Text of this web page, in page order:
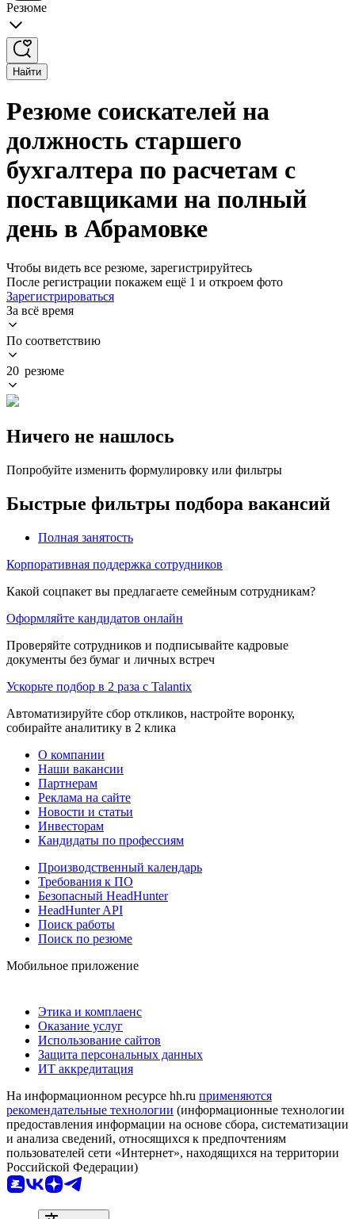
Резюме
Найти
Резюме соискателей на
должность старшего
бухгалтера по расчетам с
поставщиками на полный
день в Абрамовке
Чтобы видеть все резюме, зарегистрируйтесь
После регистрации покажем ещё 1 и откроем фото
Зарегистрироваться
За всё время
По соответствию
20 резюме
Ничего не нашлось
Попробуйте изменить формулировку или фильтры
Быстрые фильтры подбора вакансий
Полная занятость
Корпоративная поддержка сотрудников
Какой соцпакет вы предлагаете семейным сотрудникам?
Оформляйте кандидатов онлайн
Проверяйте сотрудников и подписывайте кадровые
документы без бумаг и личных встреч
Ускорьте подбор в 2 раза с Talantix
Автоматизируйте сбор откликов, настройте воронку,
собирайте аналитику в 2 клика
О компании
Наши вакансии
Партнерам
Реклама на сайте
Новости и статьи
Инвесторам
Кандидаты по профессиям
Производственный календарь
Требования к ПО
Безопасный HeadHunter
HeadHunter API
Поиск работы
Поиск по резюме
Мобильное приложение
Этика и комплаенс
Оказание услуг
Использование сайтов
Защита персональных данных
ИТ аккредитация
На информационном ресурсе hh.ru применяются
рекомендательные технологии (информационные технологии
предоставления информации на основе сбора, систематизации
и анализа сведений, относящихся к предпочтениям
пользователей сети «Интернет», находящихся на территории
Российской Федерации)